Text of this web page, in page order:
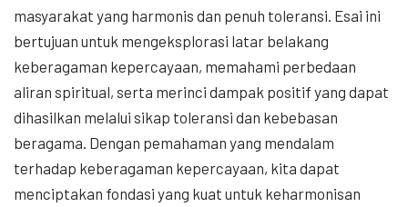
masyarakat yang harmonis dan penuh toleransi. Esai ini
bertujuan untuk mengeksplorasi latar belakang
keberagaman kepercayaan, memahami perbedaan
aliran spiritual, serta merinci dampak positif yang dapat
dihasilkan melalui sikap toleransi dan kebebasan
beragama. Dengan pemahaman yang mendalam
terhadap keberagaman kepercayaan, kita dapat
menciptakan fondasi yang kuat untuk keharmonisan